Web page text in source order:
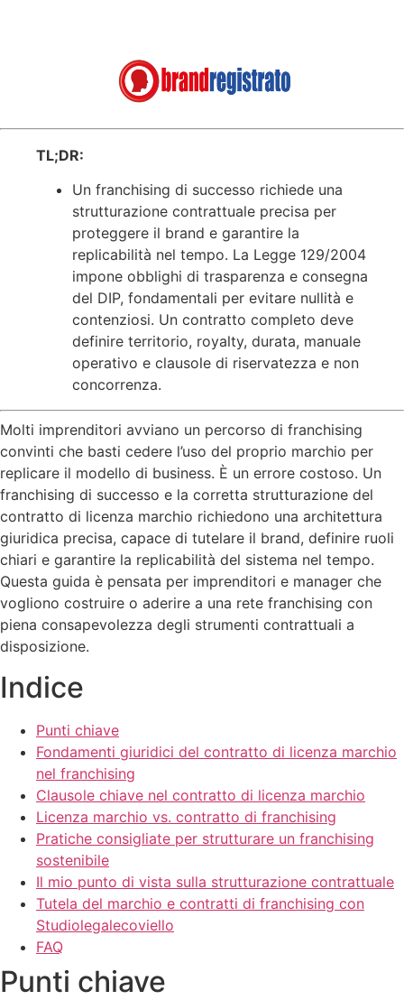
TL;DR:
Un franchising di successo richiede una
strutturazione contrattuale precisa per
proteggere il brand e garantire la
replicabilità nel tempo. La Legge 129/2004
impone obblighi di trasparenza e consegna
del DIP, fondamentali per evitare nullità e
contenziosi. Un contratto completo deve
definire territorio, royalty, durata, manuale
operativo e clausole di riservatezza e non
concorrenza.
Molti imprenditori avviano un percorso di franchising
convinti che basti cedere l’uso del proprio marchio per
replicare il modello di business. È un errore costoso. Un
franchising di successo e la corretta strutturazione del
contratto di licenza marchio richiedono una architettura
giuridica precisa, capace di tutelare il brand, definire ruoli
chiari e garantire la replicabilità del sistema nel tempo.
Questa guida è pensata per imprenditori e manager che
vogliono costruire o aderire a una rete franchising con
piena consapevolezza degli strumenti contrattuali a
disposizione.
Indice
Punti chiave
Fondamenti giuridici del contratto di licenza marchio
nel franchising
Clausole chiave nel contratto di licenza marchio
Licenza marchio vs. contratto di franchising
Pratiche consigliate per strutturare un franchising
sostenibile
Il mio punto di vista sulla strutturazione contrattuale
Tutela del marchio e contratti di franchising con
Studiolegalecoviello
FAQ
Punti chiave